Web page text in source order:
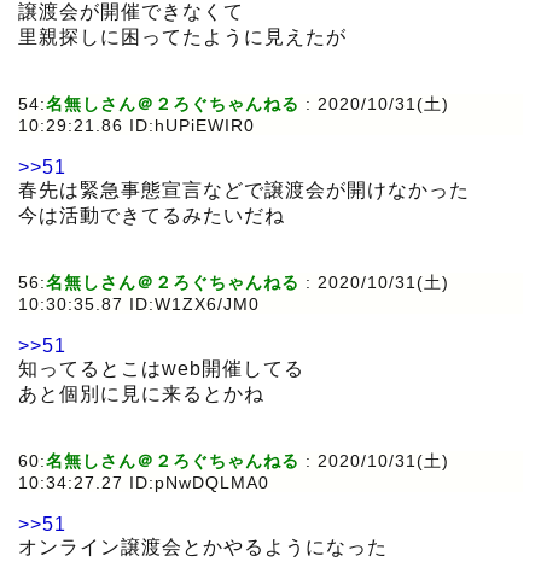
譲渡会が開催できなくて
里親探しに困ってたように見えたが
54:名無しさん＠２ろぐちゃんねる : 2020/10/31(土)
10:29:21.86 ID:hUPiEWIR0
>>51
春先は緊急事態宣言などで譲渡会が開けなかった
今は活動できてるみたいだね
56:名無しさん＠２ろぐちゃんねる : 2020/10/31(土)
10:30:35.87 ID:W1ZX6/JM0
>>51
知ってるとこはweb開催してる
あと個別に見に来るとかね
60:名無しさん＠２ろぐちゃんねる : 2020/10/31(土)
10:34:27.27 ID:pNwDQLMA0
>>51
オンライン譲渡会とかやるようになった